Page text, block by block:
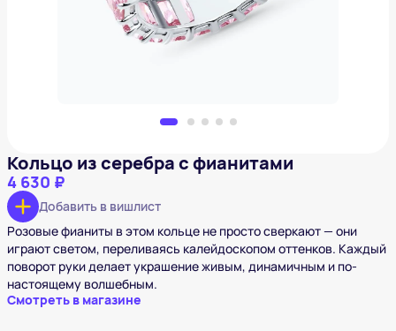
Добавить в вишлист
Кольцо из серебра с фианитами
4 630 ₽
Добавить в вишлист
Розовые фианиты в этом кольце не просто сверкают — они
играют светом, переливаясь калейдоскопом оттенков. Каждый
поворот руки делает украшение живым, динамичным и по-
настоящему волшебным.
Смотреть в магазине